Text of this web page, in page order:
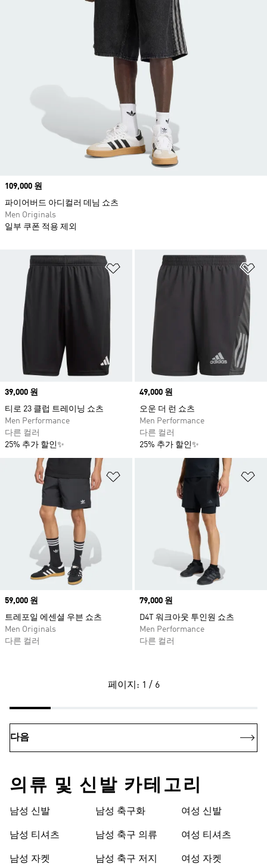
위시리스트 담기
Price
39,000 원
티로 23 클럽 트레이닝 쇼츠
Men Performance
다른 컬러
25% 추가 할인✨
Price
49,000 원
오운 더 런 쇼츠
Men Performance
다른 컬러
25% 추가 할인✨
위시리스트 담기
Price
59,000 원
트레포일 에센셜 우븐 쇼츠
Men Originals
다른 컬러
Price
79,000 원
D4T 워크아웃 투인원 쇼츠
Men Performance
다른 컬러
Price
109,000 원
파이어버드 아디컬러 데님 쇼츠
Men Originals
일부 쿠폰 적용 제외
페이지: 1 / 6
다음
의류 및 신발 카테고리
남성 신발
남성 티셔츠
남성 자켓
남성 축구화
남성 축구 의류
남성 축구 저지
여성 신발
여성 티셔츠
여성 자켓